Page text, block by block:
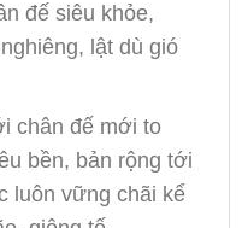
đế siêu khỏe,
lật dù gió
chân đế mới to
bền, bản rộng tới
luôn vững chãi kể